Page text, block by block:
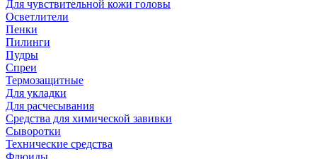
Для чувствительной кожи головы
Осветлители
Пенки
Пилинги
Пудры
Спреи
Термозащитные
Для укладки
Для расчесывания
Средства для химической завивки
Сыворотки
Технические средства
Флюиды